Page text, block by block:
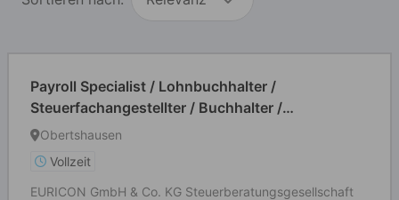
Payroll Specialist / Lohnbuchhalter /
Steuerfachangestellter / Buchhalter /
Finanzbuchhalter (m/w/d)
Obertshausen
Vollzeit
EURICON GmbH & Co. KG Steuerberatungsgesellschaft